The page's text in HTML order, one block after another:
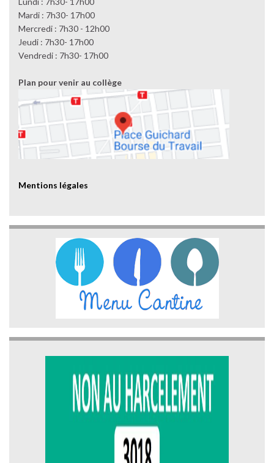
Mardi : 7h30- 17h00
Mercredi : 7h30 - 12h00
Jeudi : 7h30- 17h00
Vendredi : 7h30- 17h00
Plan pour venir au collège
Mentions légales